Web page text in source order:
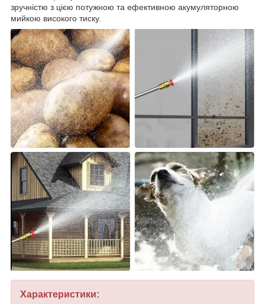
зручністю з цією потужною та ефективною акумуляторною
мийкою високого тиску.
Характеристики: